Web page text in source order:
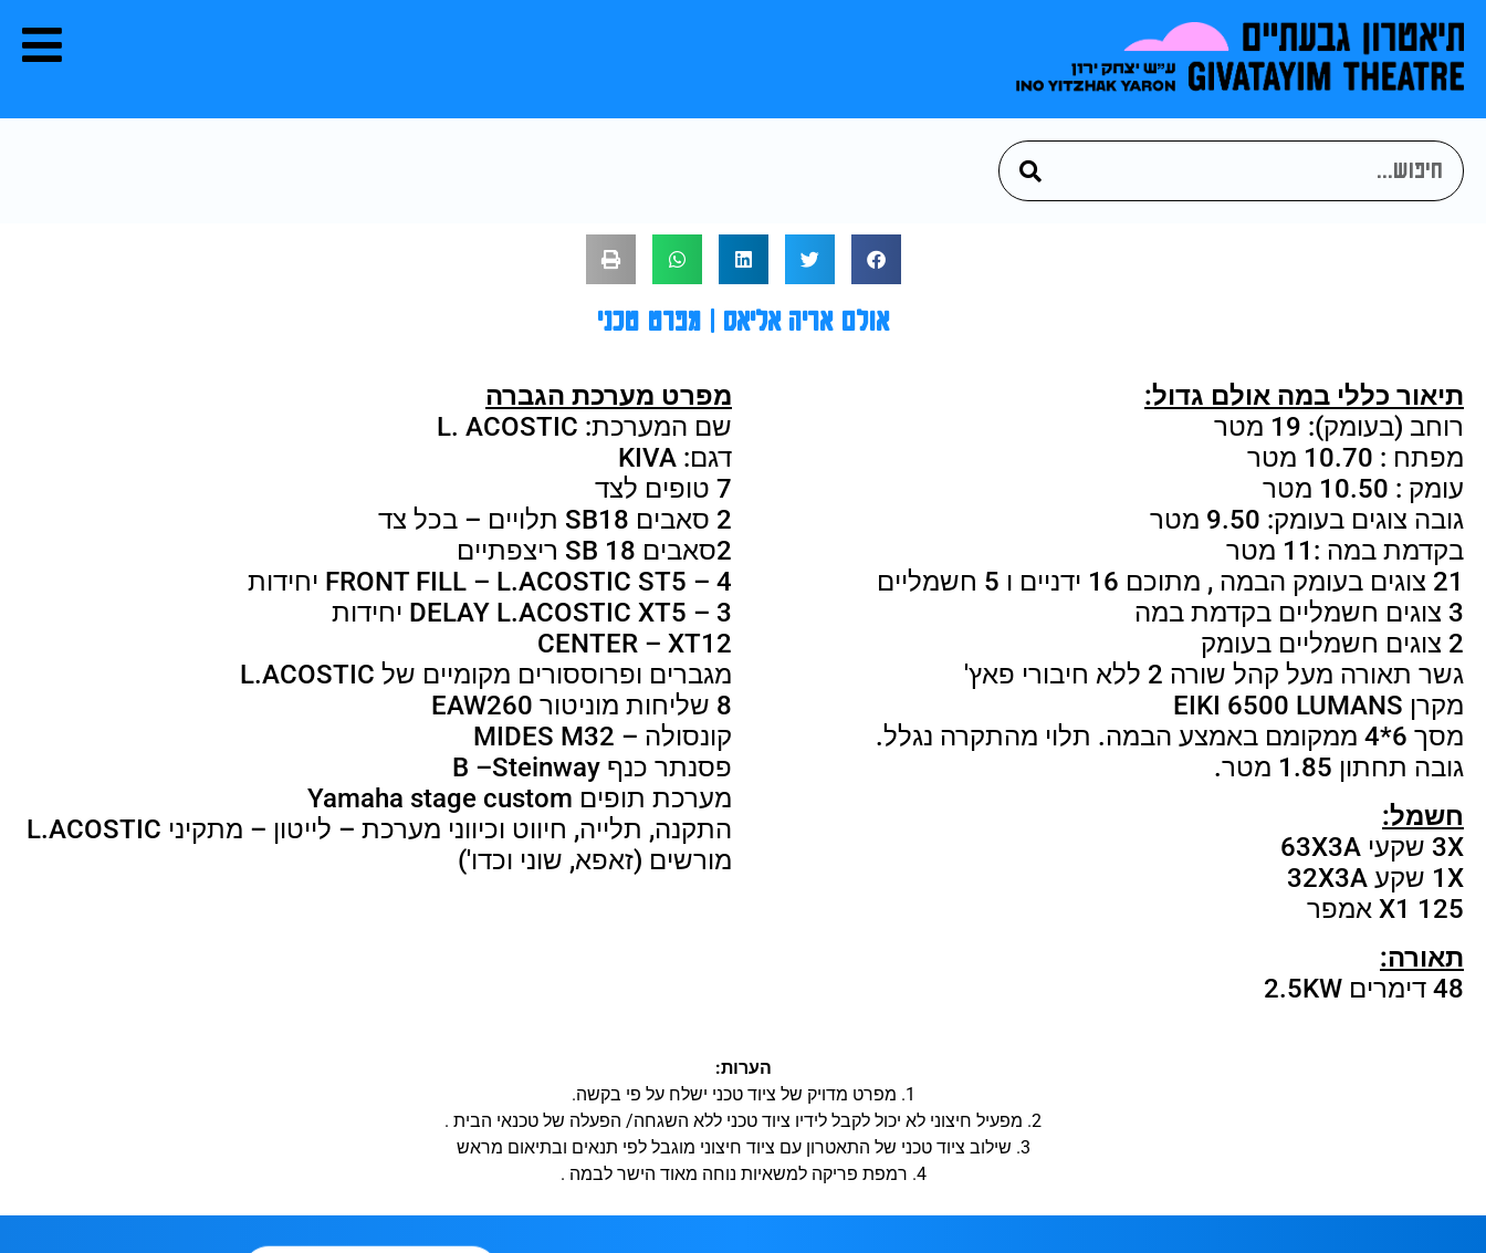
אולם אריה אליאס | מפרט טכני
תיאור כללי במה אולם גדול:
רוחב (בעומק): 19 מטר
מפתח : 10.70 מטר
עומק : 10.50 מטר
גובה צוגים בעומק: 9.50 מטר
בקדמת במה :11 מטר
21 צוגים בעומק הבמה , מתוכם 16 ידניים ו 5 חשמליים
3 צוגים חשמליים בקדמת במה
2 צוגים חשמליים בעומק
גשר תאורה מעל קהל שורה 2 ללא חיבורי פאץ'
מקרן EIKI 6500 LUMANS
מסך 6*4 ממקומם באמצע הבמה. תלוי מהתקרה נגלל.
גובה תחתון 1.85 מטר.
חשמל:
3X שקעי 63X3A
1X שקע 32X3A
X1 125 אמפר
תאורה:
48 דימרים 2.5KW
מפרט מערכת הגברה
שם המערכת: L. ACOSTIC
דגם: KIVA
7 טופים לצד
2 סאבים SB18 תלויים – בכל צד
2סאבים SB 18 ריצפתיים
FRONT FILL – L.ACOSTIC ST5 – 4 יחידות
DELAY L.ACOSTIC XT5 – 3 יחידות
CENTER – XT12
מגברים ופרוססורים מקומיים של L.ACOSTIC
8 שליחות מוניטור EAW260
קונסולה – MIDES M32
פסנתר כנף B –Steinway
מערכת תופים Yamaha stage custom
התקנה, תלייה, חיווט וכיווני מערכת – לייטון – מתקיני L.ACOSTIC
מורשים (זאפא, שוני וכדו')
הערות:
1. מפרט מדויק של ציוד טכני ישלח על פי בקשה.
2. מפעיל חיצוני לא יכול לקבל לידיו ציוד טכני ללא השגחה/ הפעלה של טכנאי הבית .
3. שילוב ציוד טכני של התאטרון עם ציוד חיצוני מוגבל לפי תנאים ובתיאום מראש
4. רמפת פריקה למשאיות נוחה מאוד הישר לבמה .